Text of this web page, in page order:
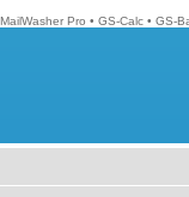
MailWasher Pro • GS-Calc • GS-